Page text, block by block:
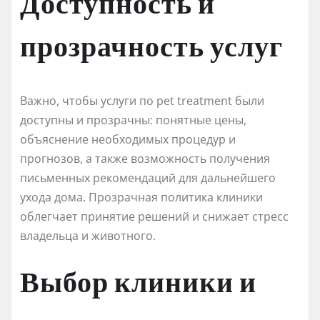
прозрачность услуг
Важно, чтобы услуги по pet treatment были
доступны и прозрачны: понятные цены,
объяснение необходимых процедур и
прогнозов, а также возможность получения
письменных рекомендаций для дальнейшего
ухода дома. Прозрачная политика клиники
облегчает принятие решений и снижает стресс
владельца и животного.
Выбор клиники и